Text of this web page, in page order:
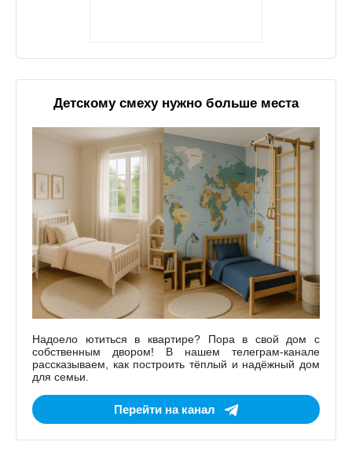
Детскому смеху нужно больше места
Надоело ютиться в квартире? Пора в свой дом с
собственным двором! В нашем телеграм-канале
рассказываем, как построить тёплый и надёжный дом
для семьи.
Перейти на канал